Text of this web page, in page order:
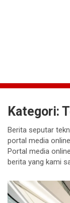
Kategori:
Berita seputar
portal media
Portal media
berita yang kami